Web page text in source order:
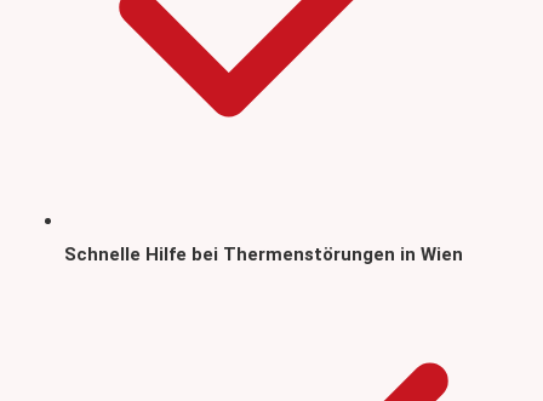
Schnelle Hilfe bei Thermenstörungen in Wien